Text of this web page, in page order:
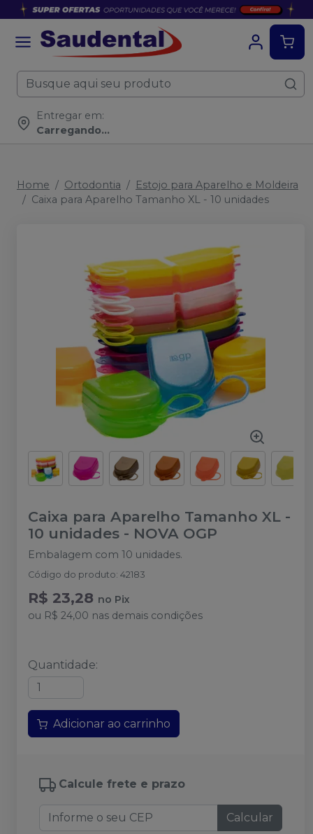
Entregar em:
Carregando...
Home Ortodontia
Estojo para Aparelho e Moldeira
Caixa para Aparelho Tamanho XL - 10 unidades
Caixa para Aparelho Tamanho XL -
10 unidades - NOVA OGP
Embalagem com 10 unidades.
Código do produto: 42183
R$ 23,28 no Pix
ou R$ 24,00 nas demais condições
Quantidade:
Adicionar ao carrinho
Calcule frete e prazo
Calcular